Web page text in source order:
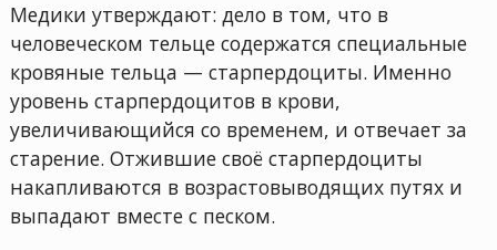
Медики утверждают: дело в том, что в
человеческом тельце содержатся специальные
кровяные тельца — старпердоциты. Именно
уровень старпердоцитов в крови,
увеличивающийся со временем, и отвечает за
старение. Отжившие своё старпердоциты
накапливаются в возрастовыводящих путях и
выпадают вместе с песком.